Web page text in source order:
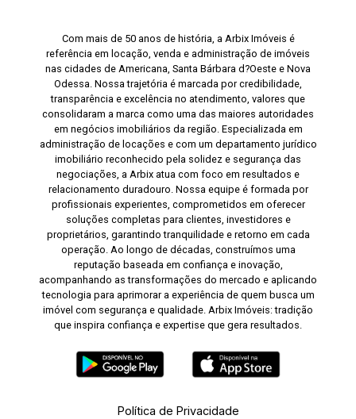
Com mais de 50 anos de história, a Arbix Imóveis é
referência em locação, venda e administração de imóveis
nas cidades de Americana, Santa Bárbara d?Oeste e Nova
Odessa. Nossa trajetória é marcada por credibilidade,
transparência e excelência no atendimento, valores que
consolidaram a marca como uma das maiores autoridades
em negócios imobiliários da região. Especializada em
administração de locações e com um departamento jurídico
imobiliário reconhecido pela solidez e segurança das
negociações, a Arbix atua com foco em resultados e
relacionamento duradouro. Nossa equipe é formada por
profissionais experientes, comprometidos em oferecer
soluções completas para clientes, investidores e
proprietários, garantindo tranquilidade e retorno em cada
operação. Ao longo de décadas, construímos uma
reputação baseada em confiança e inovação,
acompanhando as transformações do mercado e aplicando
tecnologia para aprimorar a experiência de quem busca um
imóvel com segurança e qualidade. Arbix Imóveis: tradição
que inspira confiança e expertise que gera resultados.
Política de Privacidade